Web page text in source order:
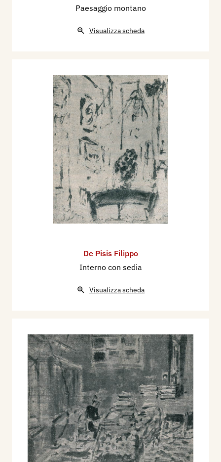
Paesaggio montano
Visualizza scheda
De Pisis Filippo
Interno con sedia
Visualizza scheda